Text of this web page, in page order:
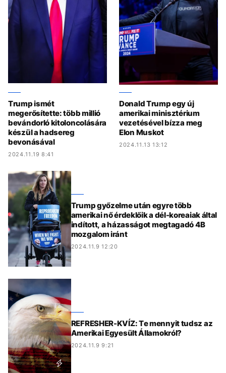
Trump ismét
megerősítette: több millió
bevándorló kitoloncolására
készül a hadsereg
bevonásával
2024.11.19 8:41
Donald Trump egy új
amerikai minisztérium
vezetésével bízza meg
Elon Muskot
2024.11.13 13:12
Trump győzelme után egyre több
amerikai nő érdeklőik a dél-koreaiak által
indított, a házasságot megtagadó 4B
mozgalom iránt
2024.11.9 12:20
REFRESHER-KVÍZ: Te mennyit tudsz az
Amerikai Egyesült Államokról?
2024.11.9 9:21